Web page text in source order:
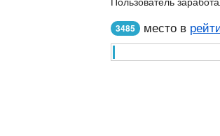
3485 место в